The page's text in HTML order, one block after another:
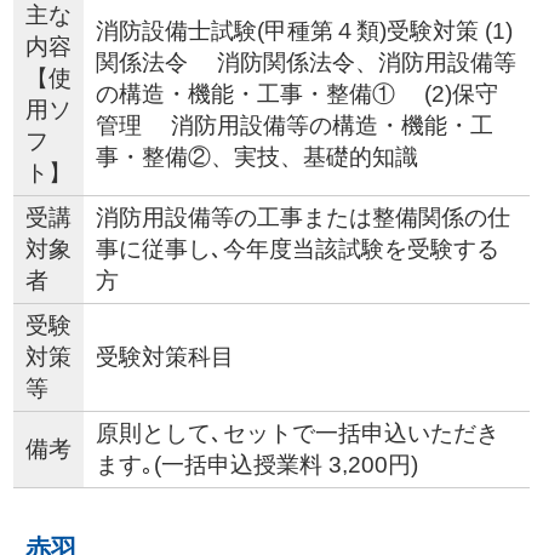
主な
内容
【使
用ソ
フ
ト】
消防設備士試験(甲種第４類)受験対策 (1)
関係法令 消防関係法令、消防用設備等
の構造・機能・工事・整備① (2)保守
管理 消防用設備等の構造・機能・工
事・整備②、実技、基礎的知識
受講
対象
者
消防用設備等の工事または整備関係の仕
事に従事し､今年度当該試験を受験する
方
受験
対策
等
受験対策科目
備考
原則として､セットで一括申込いただき
ます｡(一括申込授業料 3,200円)
赤羽